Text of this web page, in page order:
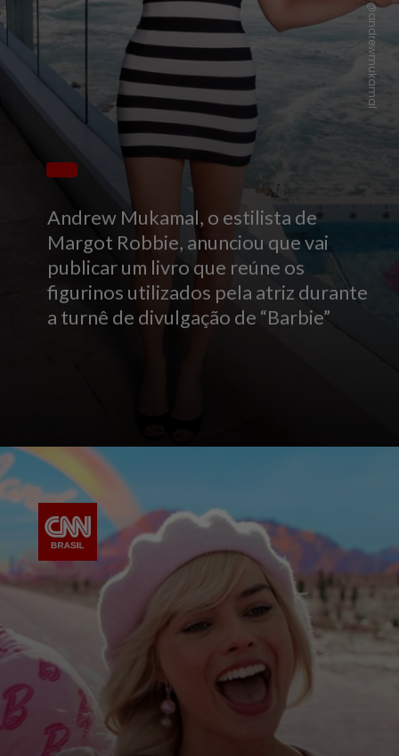
Andrew Mukamal, o estilista de
Margot Robbie, anunciou que vai
publicar um livro que reúne os
figurinos utilizados pela atriz durante
a turnê de divulgação de “Barbie”
@andrewmukamal